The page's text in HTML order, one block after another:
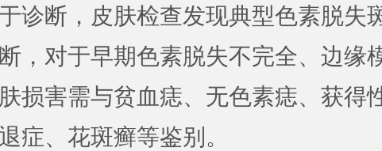
诊断，皮肤检查发现典型色素脱失
，对于早期色素脱失不完全、边缘
损害需与贫血痣、无色素痣、获得
症、花斑癣等鉴别。